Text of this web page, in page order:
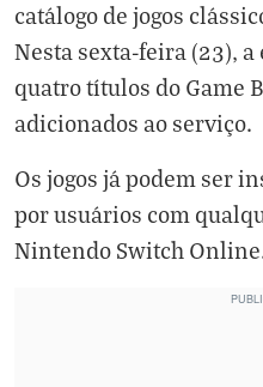
catálogo de jogos
Nesta sexta-feira (23),
quatro títulos do Game
adicionados ao serviço.
Os jogos já podem ser
por usuários com
Nintendo Switch